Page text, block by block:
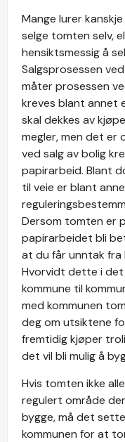
Mange lurer
selge tomten selv,
hensiktsmessig å
Salgsprosessen
måter prosessen
kreves blant annet
skal dekkes av
megler, men det er
ved salg av bolig
papirarbeid. Blant
til veie er blant
Dersom tomten er
papirarbeidet bli
at du får unntak fra
Hvorvidt dette i det
kommune til
med kommunen
deg om utsiktene
fremtidig kjøper
det vil bli mulig å
Hvis tomten ikke
regulert område
bygge, må det
kommunen for at